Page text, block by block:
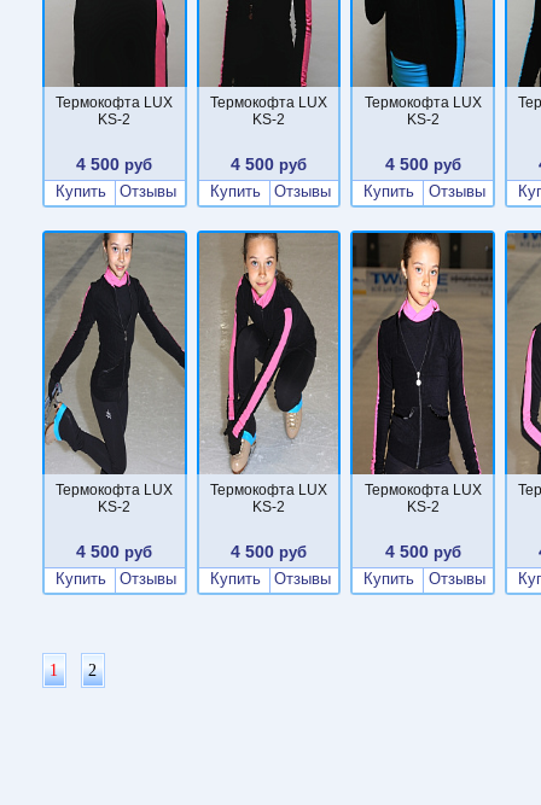
Термокофта LUX
KS-2
4 500 руб
Купить
Отзывы
Термокофта LUX
KS-2
4 500 руб
Купить
Отзывы
Термокофта LUX
KS-2
4 500руб
Купить
Отзывы
Термокофта LUX
KS-2
4 500 руб
Купить
Отзывы
Термокофта LUX
KS-2
4 500 руб
Купить
Отзывы
Термокофта LUX
KS-2
4 500руб
Купить
Отзывы
1 2